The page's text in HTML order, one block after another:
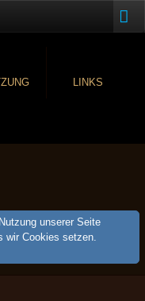
LINKS
unserer Seite
wir Cookies setzen.